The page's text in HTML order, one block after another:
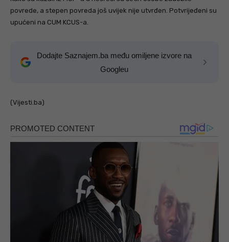
povrede, a stepen povreda još uvijek nije utvrđen. Potvrijeđeni su
upućeni na CUM KCUS-a.
Dodajte Saznajem.ba među omiljene izvore na
Googleu
(Vijesti.ba)